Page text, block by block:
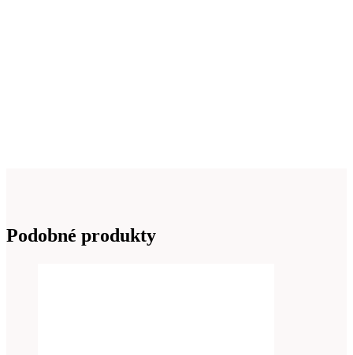
Podobné produkty